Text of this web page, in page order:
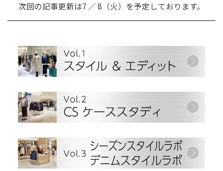
次回の記事更新は7 ／ 8（火）を予定しております。